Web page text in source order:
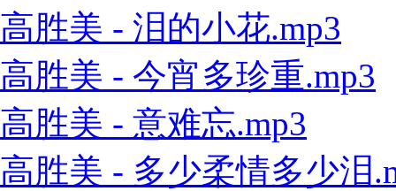
高胜美 - 泪的小花.mp3
高胜美 - 今宵多珍重.mp3
高胜美 - 意难忘.mp3
高胜美 - 多少柔情多少泪